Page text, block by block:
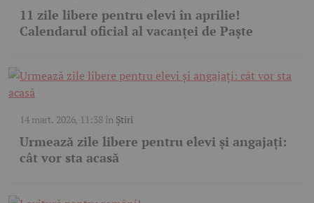
11 zile libere pentru elevi în aprilie!
Calendarul oficial al vacanței de Paște
14 mart. 2026, 11:38în Știri
Urmează zile libere pentru elevi și angajați:
cât vor sta acasă